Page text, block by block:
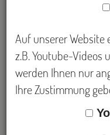
Skitour
GeführteSkitour
Pitztal aus. Als
Auf unserer
z.B. Youtube-Videos
werden Ihnen nur
Ihre Zustimmung